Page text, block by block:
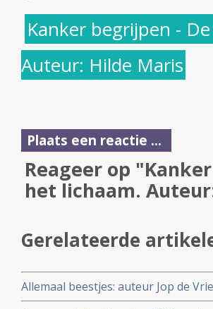
Kanker begrijpen -
Auteur: Hilde Maris
Plaats een reactie ...
Reageer op
het lichaam.
Gerelateerde
Allemaal beestjes: auteur Jop de